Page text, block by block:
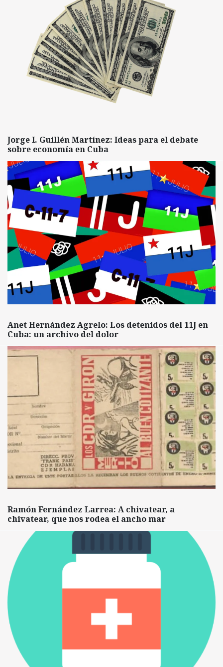
Jorge I. Guillén Martínez: Ideas para el debate
sobre economía en Cuba
Anet Hernández Agrelo: Los detenidos del 11J en
Cuba: un archivo del dolor
Ramón Fernández Larrea: A chivatear, a
chivatear, que nos rodea el ancho mar